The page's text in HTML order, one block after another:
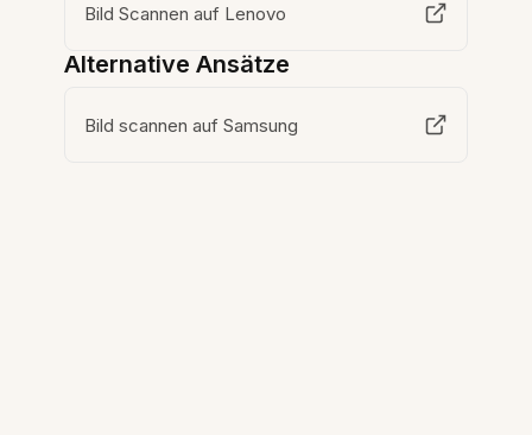
Bild Scannen auf Lenovo
Alternative Ansätze
Bild scannen auf Samsung